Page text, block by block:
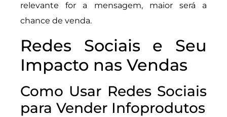
relevante for a mensagem, maior será a
chance de venda.
Redes Sociais e Seu
Impacto nas Vendas
Como Usar Redes Sociais
para Vender Infoprodutos